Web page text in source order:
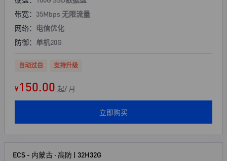
带宽： 35Mbps 无限流量
网络：
电信优化
防御： 单机20G
自动过白 支持升级
¥150.00 起/ 月
立即购买
ECS - 内蒙古 · 高防 | 32H32G